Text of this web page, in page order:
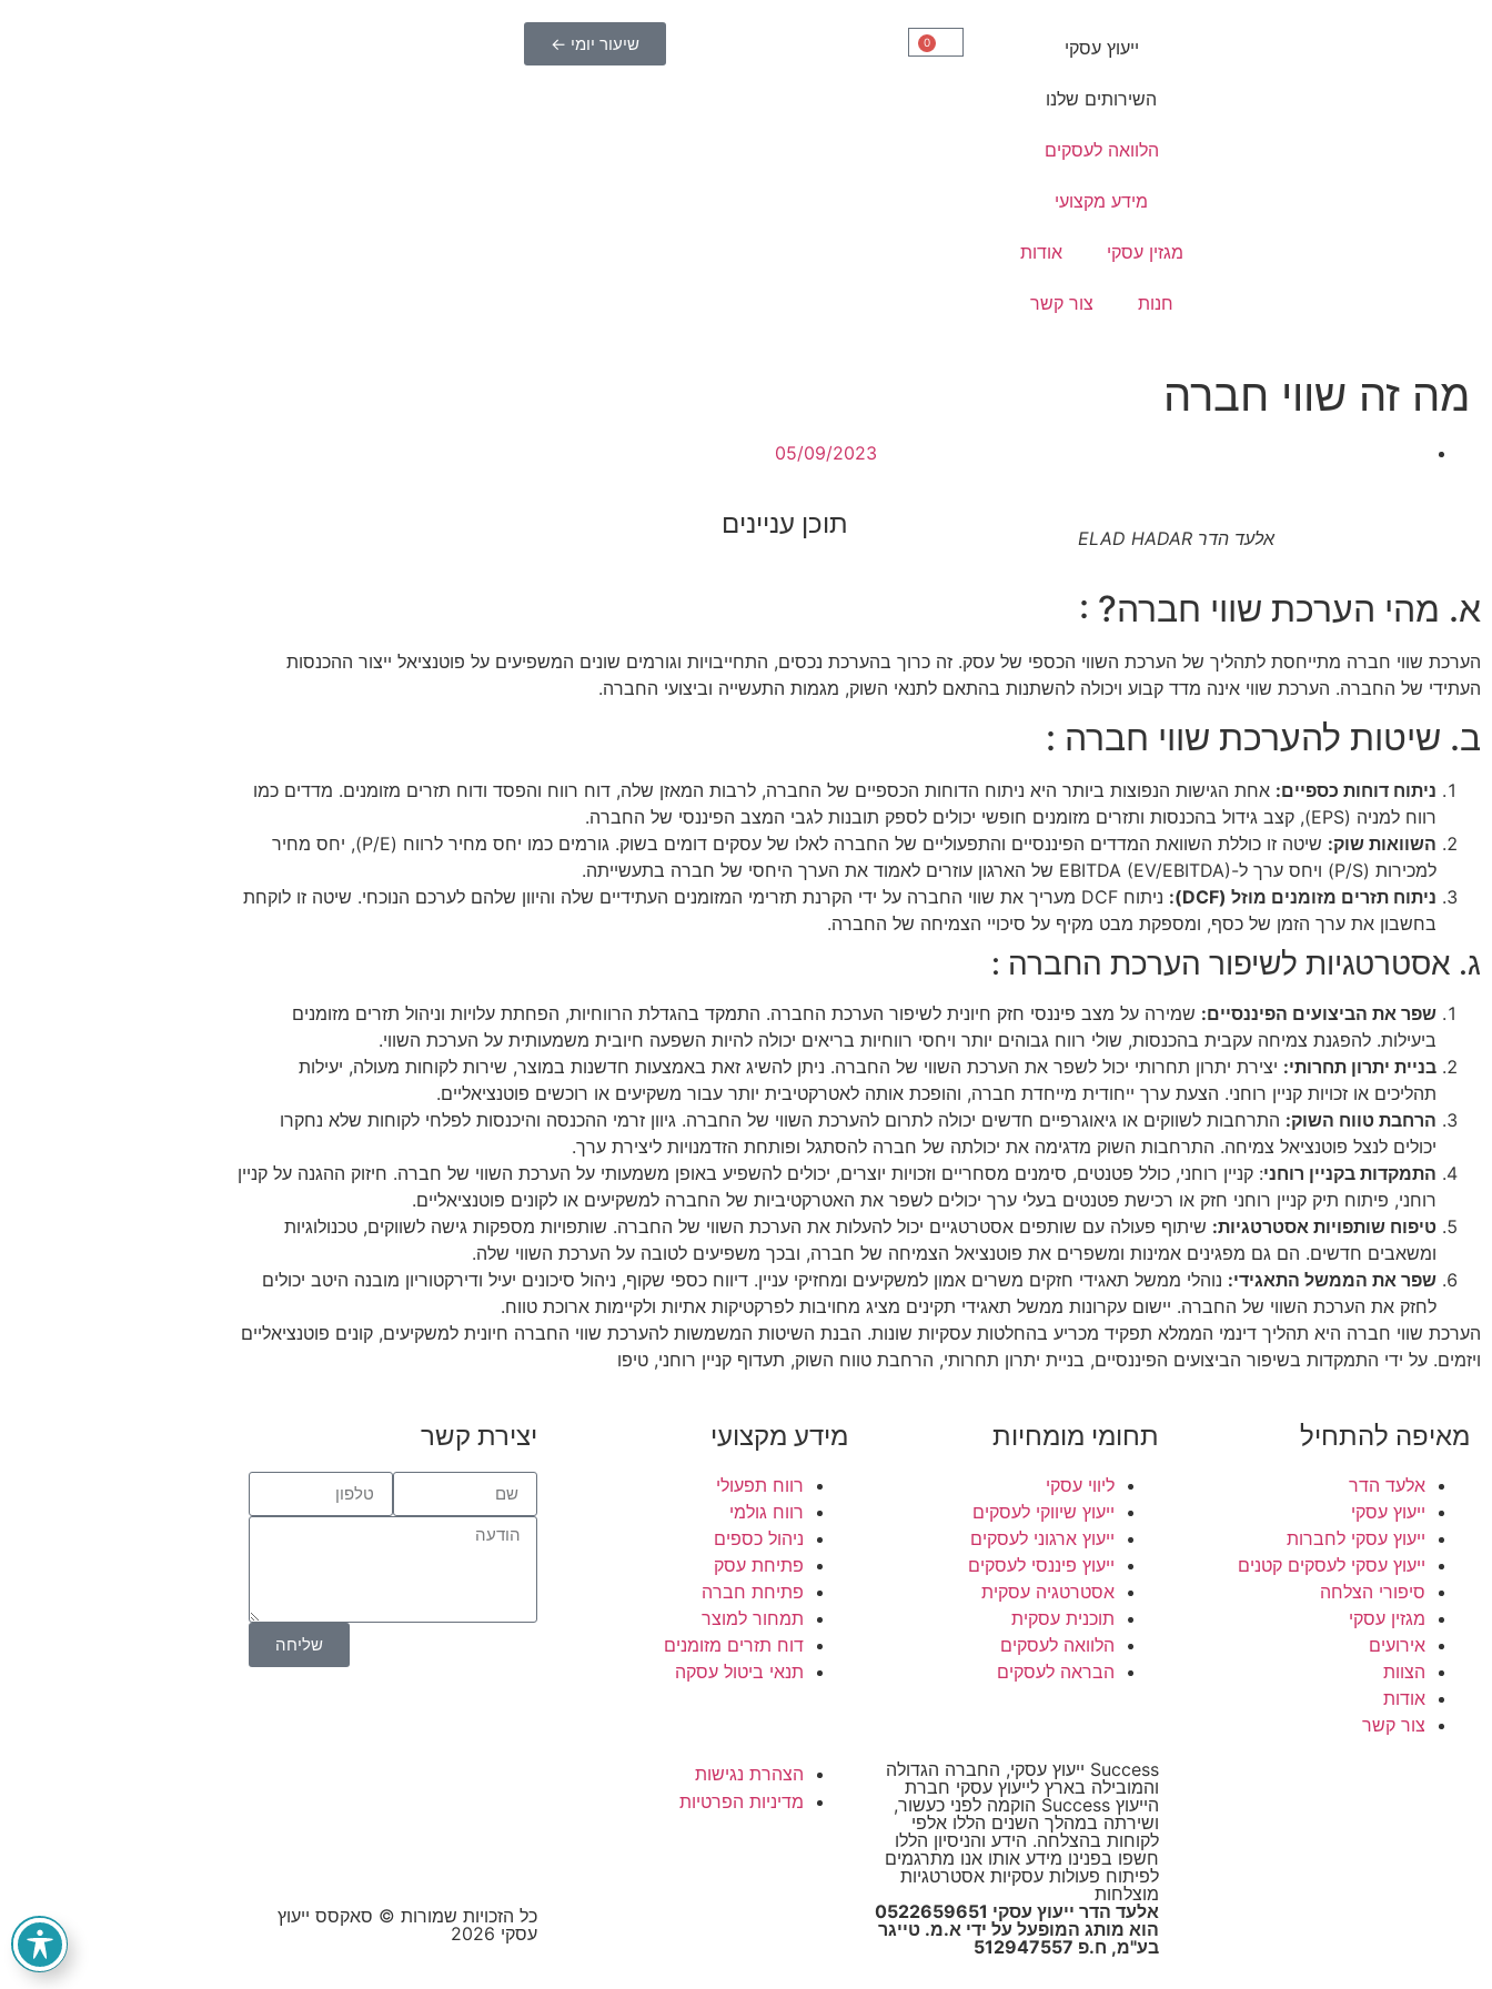
ייעוץ עסקי
השירותים שלנו
הלוואה לעסקים
מידע מקצועי
מגזין עסקי אודות
חנות צור קשר
0 שיעור יומי ←
מה זה שווי חברה
05/09/2023
אלעד הדר ELAD HADAR תוכן עניינים
א. מהי הערכת שווי חברה? :
הערכת שווי חברה מתייחסת לתהליך של הערכת השווי הכספי של עסק. זה כרוך בהערכת נכסים, התחייבויות וגורמים שונים המשפיעים על פוטנציאל ייצור ההכנסות
העתידי של החברה. הערכת שווי אינה מדד קבוע ויכולה להשתנות בהתאם לתנאי השוק, מגמות התעשייה וביצועי החברה.
ב. שיטות להערכת שווי חברה :
ניתוח דוחות כספיים: אחת הגישות הנפוצות ביותר היא ניתוח הדוחות הכספיים של החברה, לרבות המאזן שלה, דוח רווח והפסד ודוח תזרים מזומנים. מדדים כמו
רווח למניה (EPS), קצב גידול בהכנסות ותזרים מזומנים חופשי יכולים לספק תובנות לגבי המצב הפיננסי של החברה.
השוואות שוק:
שיטה זו כוללת השוואת המדדים הפיננסיים והתפעוליים של החברה לאלו של עסקים דומים בשוק. גורמים כמו יחס מחיר לרווח (P/E), יחס מחיר
למכירות (P/S) ויחס ערך ל-EBITDA (EV/EBITDA) של הארגון עוזרים לאמוד את הערך היחסי של חברה בתעשייתה.
ניתוח תזרים מזומנים מוזל (DCF):
ניתוח DCF מעריך את שווי החברה על ידי הקרנת תזרימי המזומנים העתידיים שלה והיוון שלהם לערכם הנוכחי. שיטה זו לוקחת
בחשבון את ערך הזמן של כסף, ומספקת מבט מקיף על סיכויי הצמיחה של החברה.
ג. אסטרטגיות לשיפור הערכת החברה :
שפר את הביצועים הפיננסיים: שמירה על מצב פיננסי חזק חיונית לשיפור הערכת החברה. התמקד בהגדלת הרווחיות, הפחתת עלויות וניהול תזרים מזומנים
ביעילות. להפגנת צמיחה עקבית בהכנסות, שולי רווח גבוהים יותר ויחסי רווחיות בריאים יכולה להיות השפעה חיובית משמעותית על הערכת השווי.
בניית יתרון תחרותי: יצירת יתרון תחרותי יכול לשפר את הערכת השווי של החברה. ניתן להשיג זאת באמצעות חדשנות במוצר, שירות לקוחות מעולה, יעילות
תהליכים או זכויות קניין רוחני. הצעת ערך ייחודית מייחדת חברה, והופכת אותה לאטרקטיבית יותר עבור משקיעים או רוכשים פוטנציאליים.
הרחבת טווח השוק: התרחבות לשווקים או גיאוגרפיים חדשים יכולה לתרום להערכת השווי של החברה. גיוון זרמי ההכנסה והיכנסות לפלחי לקוחות שלא נחקרו
יכולים לנצל פוטנציאל צמיחה. התרחבות השוק מדגימה את יכולתה של חברה להסתגל ופותחת הזדמנויות ליצירת ערך.
התמקדות בקניין רוחני: קניין רוחני, כולל פטנטים, סימנים מסחריים וזכויות יוצרים, יכולים להשפיע באופן משמעותי על הערכת השווי של חברה. חיזוק ההגנה על קניין
רוחני, פיתוח תיק קניין רוחני חזק או רכישת פטנטים בעלי ערך יכולים לשפר את האטרקטיביות של החברה למשקיעים או לקונים פוטנציאליים.
טיפוח שותפויות אסטרטגיות: שיתוף פעולה עם שותפים אסטרטגיים יכול להעלות את הערכת השווי של החברה. שותפויות מספקות גישה לשווקים, טכנולוגיות
ומשאבים חדשים. הם גם מפגינים אמינות ומשפרים את פוטנציאל הצמיחה של חברה, ובכך משפיעים לטובה על הערכת השווי שלה.
שפר את הממשל התאגידי: נוהלי ממשל תאגידי חזקים משרים אמון למשקיעים ומחזיקי עניין. דיווח כספי שקוף, ניהול סיכונים יעיל ודירקטוריון מובנה היטב יכולים
לחזק את הערכת השווי של החברה. יישום עקרונות ממשל תאגידי תקינים מציג מחויבות לפרקטיקות אתיות ולקיימות ארוכת טווח.
הערכת שווי חברה היא תהליך דינמי הממלא תפקיד מכריע בהחלטות עסקיות שונות. הבנת השיטות המשמשות להערכת שווי החברה חיונית למשקיעים, קונים פוטנציאליים
ויזמים. על ידי התמקדות בשיפור הביצועים הפיננסיים, בניית יתרון תחרותי, הרחבת טווח השוק, תעדוף קניין רוחני, טיפו
מאיפה להתחיל
אלעד הדר
ייעוץ עסקי
ייעוץ עסקי לחברות
ייעוץ עסקי לעסקים קטנים
סיפורי הצלחה
מגזין עסקי
אירועים
הצוות
אודות
צור קשר
תחומי מומחיות
ליווי עסקי
ייעוץ שיווקי לעסקים
ייעוץ ארגוני לעסקים
ייעוץ פיננסי לעסקים
אסטרטגיה עסקית
תוכנית עסקית
הלוואה לעסקים
הבראה לעסקים
מידע מקצועי
רווח תפעולי
רווח גולמי
ניהול כספים
פתיחת עסק
פתיחת חברה
תמחור למוצר
דוח תזרים מזומנים
תנאי ביטול עסקה
יצירת קשר
שליחה
Success ייעוץ עסקי, החברה הגדולה
והמובילה בארץ לייעוץ עסקי חברת
הייעוץ Success הוקמה לפני כעשור,
ושירתה במהלך השנים הללו אלפי
לקוחות בהצלחה. הידע והניסיון הללו
חשפו בפנינו מידע אותו אנו מתרגמים
לפיתוח פעולות עסקיות אסטרטגיות
מוצלחות
אלעד הדר ייעוץ עסקי 0522659651
הוא מותג המופעל על ידי א.מ. טייגר
בע"מ, ח.פ 512947557
הצהרת נגישות
מדיניות הפרטיות
כל הזכויות שמורות © סאקסס ייעוץ
עסקי 2026